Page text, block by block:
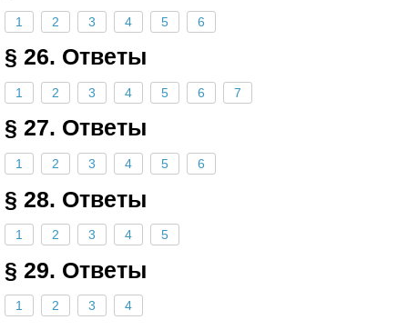
1 2 3 4 5 6
§ 26. Ответы
1 2 3 4 5 6 7
§ 27. Ответы
1 2 3 4 5 6
§ 28. Ответы
1 2 3 4 5
§ 29. Ответы
1 2 3 4